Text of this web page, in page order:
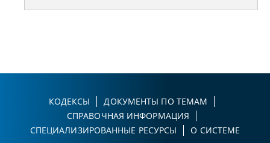
КОДЕКСЫ
ДОКУМЕНТЫ ПО ТЕМАМ
СПРАВОЧНАЯ ИНФОРМАЦИЯ
СПЕЦИАЛИЗИРОВАННЫЕ РЕСУРСЫ
О СИСТЕМЕ